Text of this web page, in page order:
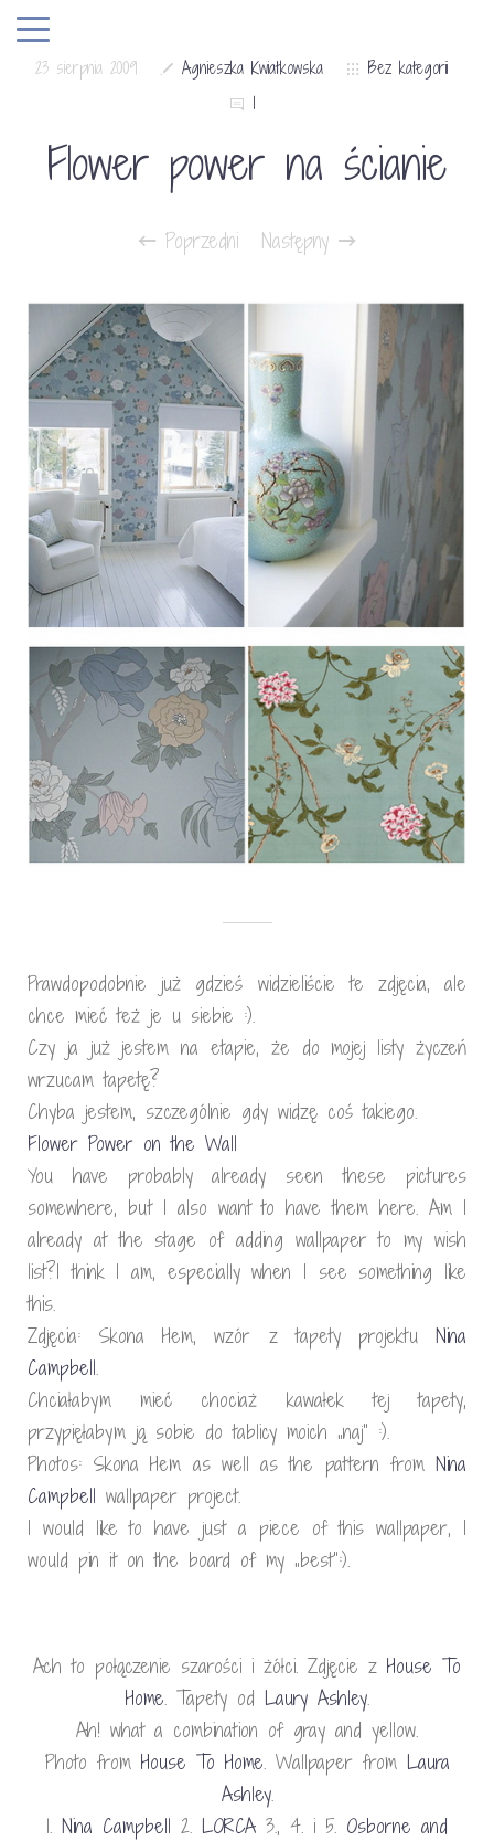
23 sierpnia 2009 Agnieszka Kwiatkowska
Bez kategorii
1
Flower power na ścianie
Poprzedni Następny
Prawdopodobnie już gdzieś widzieliście te zdjęcia, ale
chce mieć też je u siebie :).
Czy ja już jestem na etapie, że do mojej listy życzeń
wrzucam tapetę?
Chyba jestem, szczególnie gdy widzę coś takiego.
Flower Power on the Wall
You have probably already seen these pictures
somewhere, but I also want to have them here. Am I
already at the stage of adding wallpaper to my wish
list?I think I am, especially when I see something like
this.
Zdjęcia: Skona Hem, wzór z tapety projektu Nina
Campbell.
Chciałabym mieć chociaż kawałek tej tapety,
przypięłabym ją sobie do tablicy moich „naj” :).
Photos: Skona Hem as well as the pattern from Nina
Campbell wallpaper project.
I would like to have just a piece of this wallpaper, I
would pin it on the board of my „best”:).
Ach to połączenie szarości i żółci. Zdjęcie z House To
Home. Tapety od Laury Ashley.
Ah! what a combination of gray and yellow.
Photo from House To Home. Wallpaper from Laura
Ashley.
1. Nina Campbell 2. LORCA 3., 4. i 5. Osborne and